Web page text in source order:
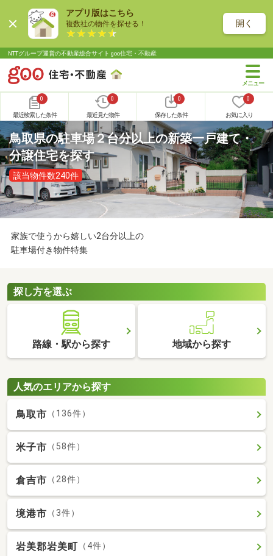
アプリ版はこちら
複数社の物件を探せる！ 開く
NTTグループ運営の不動産総合サイト goo住宅・不動産
0
最近検索した条件
0
最近見た物件
0
保存した条件
0
お気に入り
鳥取県の駐車場２台分以上の新築一戸建て・
分譲住宅を探す
該当物件数240件
家族で使うから嬉しい2台分以上の
駐車場付き物件特集
探し方を選ぶ
路線・駅から探す 地域から探す
人気のエリアから探す
鳥取市 （136件）
米子市 （58件）
倉吉市 （28件）
境港市 （3件）
岩美郡岩美町 （4件）